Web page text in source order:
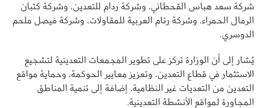
شركة سعد هباس القحطاني، وشركة ردام للتعدين، وشركة كثبان
الرمال الحمراء، وشركة رئام العربية للمقاولات، وشركة فيصل ملحم
الدوسري.
يُشار إلى أن الوزارة تركز على تطوير المجمعات التعدينية لتشجيع
الاستثمار في قطاع التعدين، وتعزيز معايير الحوكمة، وحماية مواقع
التعدين من التعديات غير النظامية، إضافة إلى تنمية المناطق
المجاورة لمواقع الأنشطة التعدينية.